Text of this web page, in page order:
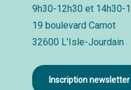
9h30-12h30 et 14h30-
19 boulevard Carnot
32600 L’Isle-Jourdain
Inscription newsletter